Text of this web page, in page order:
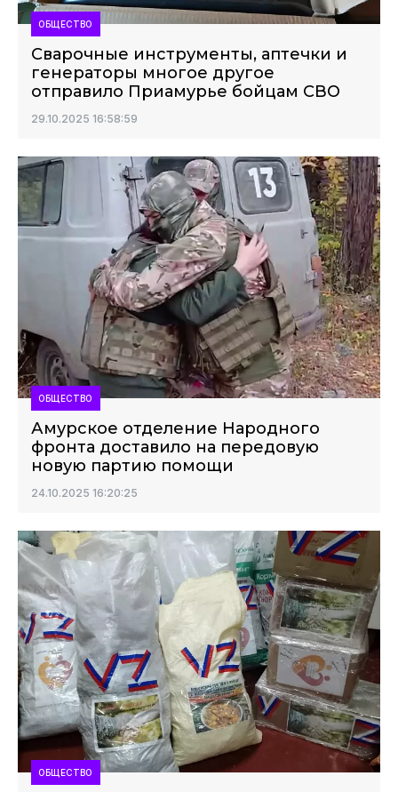
ОБЩЕСТВО
Сварочные инструменты, аптечки и
генераторы многое другое
отправило Приамурье бойцам СВО
29.10.2025 16:58:59
ОБЩЕСТВО
Амурское отделение Народного
фронта доставило на передовую
новую партию помощи
24.10.2025 16:20:25
ОБЩЕСТВО